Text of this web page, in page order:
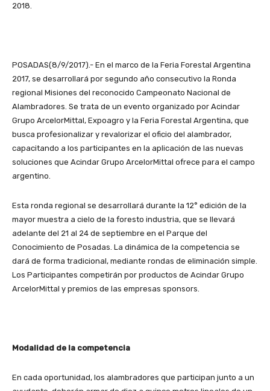
2018.
POSADAS(8/9/2017).- En el marco de la Feria Forestal Argentina
2017, se desarrollará por segundo año consecutivo la Ronda
regional Misiones del reconocido Campeonato Nacional de
Alambradores. Se trata de un evento organizado por Acindar
Grupo ArcelorMittal, Expoagro y la Feria Forestal Argentina, que
busca profesionalizar y revalorizar el oficio del alambrador,
capacitando a los participantes en la aplicación de las nuevas
soluciones que Acindar Grupo ArcelorMittal ofrece para el campo
argentino.
Esta ronda regional se desarrollará durante la 12° edición de la
mayor muestra a cielo de la foresto industria, que se llevará
adelante del 21 al 24 de septiembre en el Parque del
Conocimiento de Posadas. La dinámica de la competencia se
dará de forma tradicional, mediante rondas de eliminación simple.
Los Participantes competirán por productos de Acindar Grupo
ArcelorMittal y premios de las empresas sponsors.
Modalidad de la competencia
En cada oportunidad, los alambradores que participan junto a un